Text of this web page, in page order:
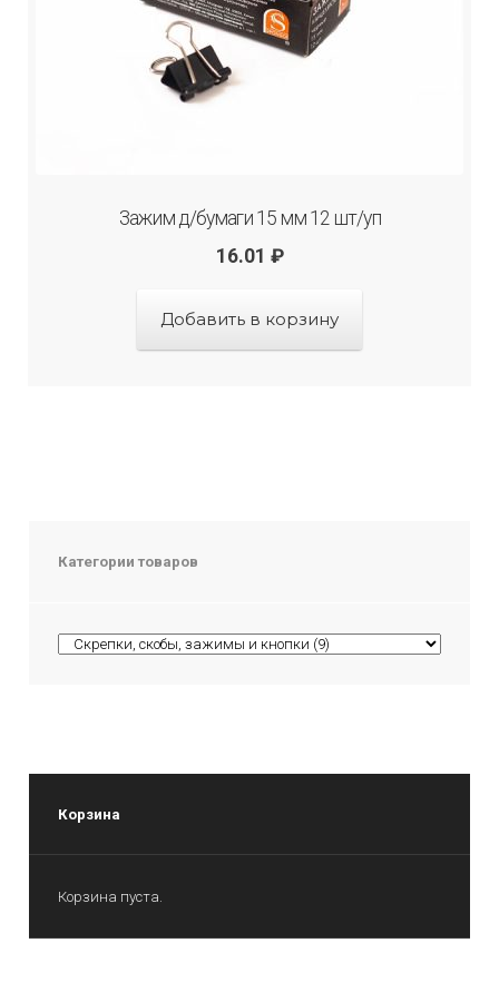
Зажим д/бумаги 15 мм 12 шт/уп
16.01 ₽
Добавить в корзину
Категории товаров
Корзина
Корзина пуста.